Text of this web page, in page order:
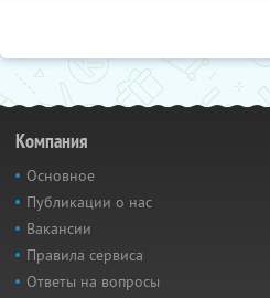
Компания
Основное
Публикации о нас
Вакансии
Правила сервиса
Ответы на вопросы